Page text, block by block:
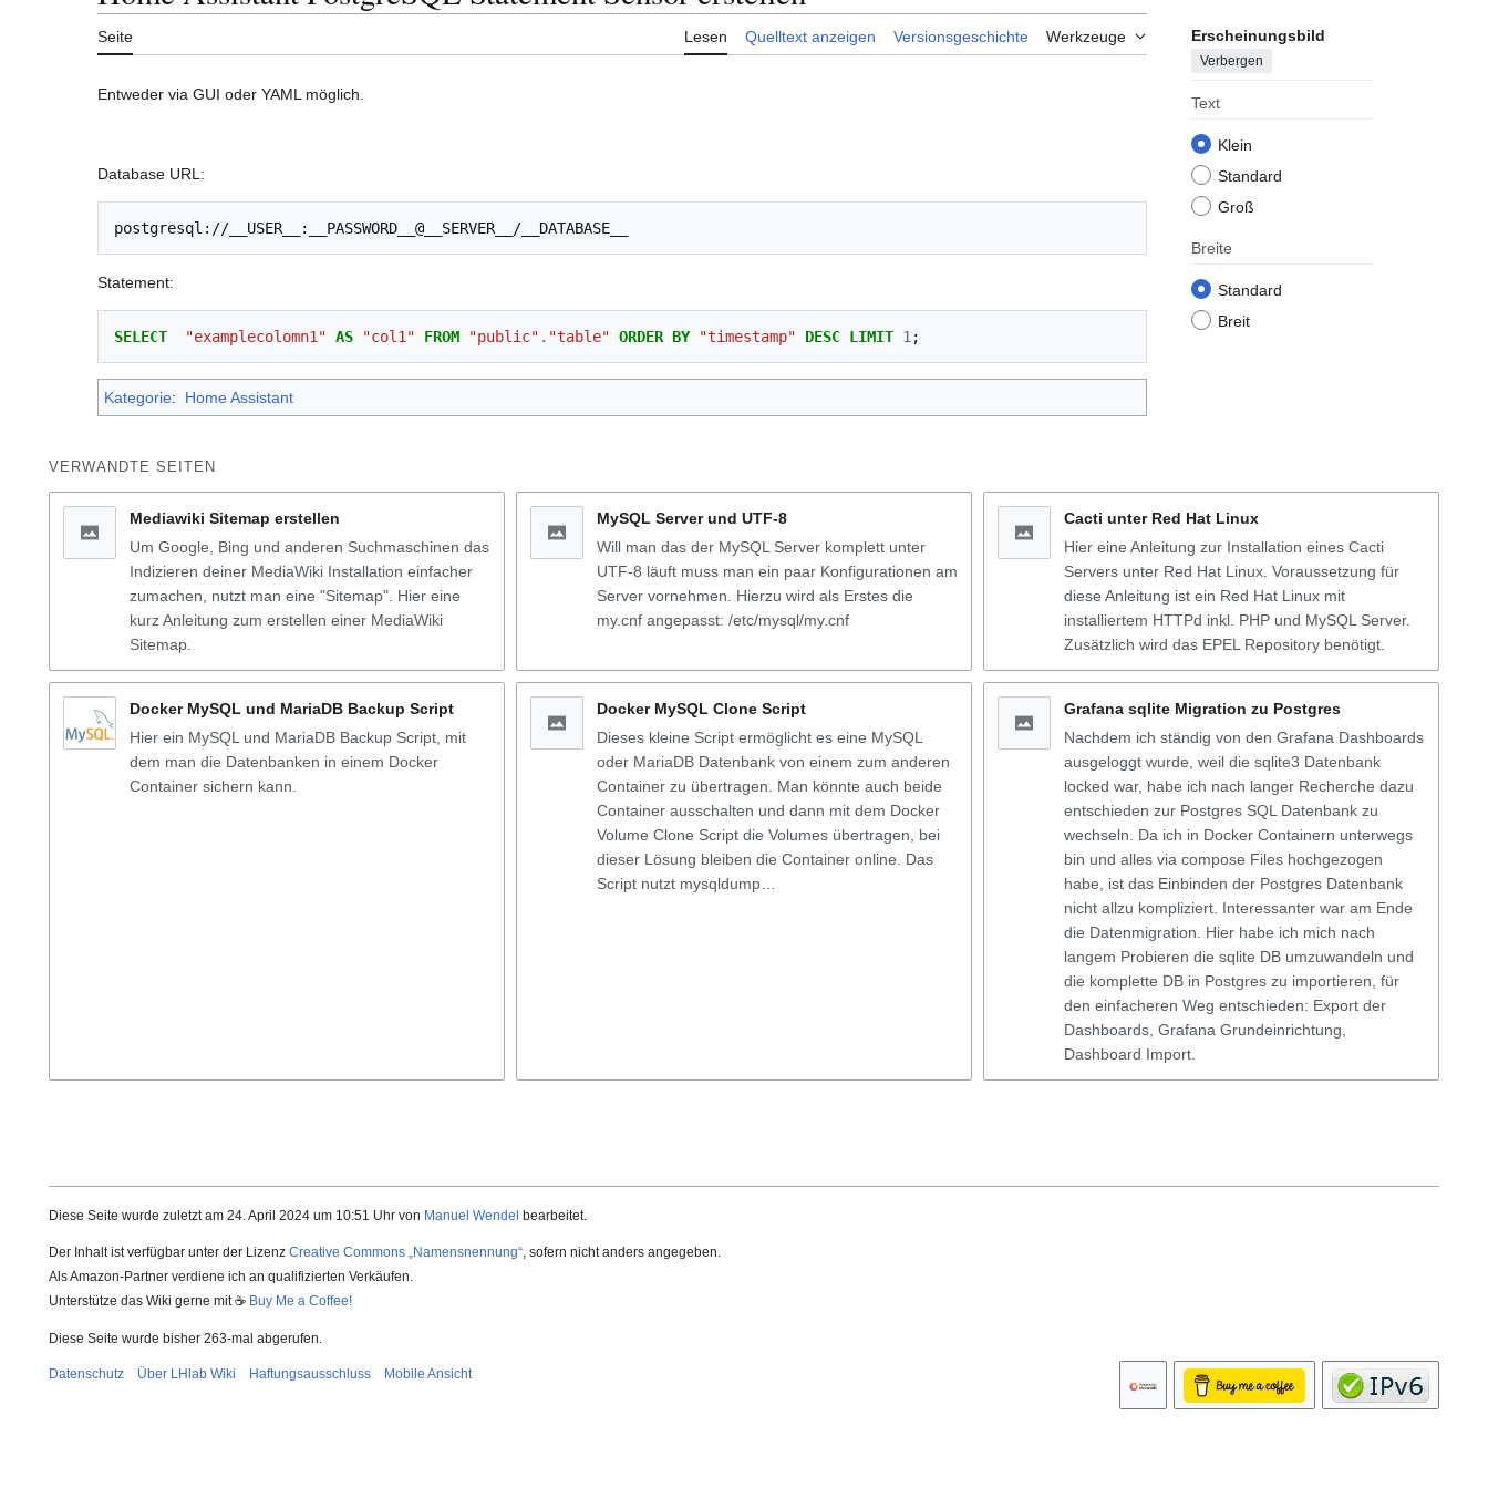
Seite Lesen Quelltext anzeigen Versionsgeschichte Werkzeuge Erscheinungsbild
Verbergen
Text
Klein
Standard
Groß
Breite
Standard
Breit
Entweder via GUI oder YAML möglich.
Database URL:
postgresql://__USER__:__PASSWORD__@__SERVER__/__DATABASE__
Statement:
SELECT "examplecolomn1" AS "col1" FROM "public" . "table" ORDER BY "timestamp" DESC LIMIT 1 ;
Kategorie: Home Assistant
VERWANDTE SEITEN
Mediawiki Sitemap erstellen
Um Google, Bing und anderen Suchmaschinen das
Indizieren deiner MediaWiki Installation einfacher
zumachen, nutzt man eine "Sitemap". Hier eine
kurz Anleitung zum erstellen einer MediaWiki
Sitemap.
MySQL Server und UTF-8
Will man das der MySQL Server komplett unter
UTF-8 läuft muss man ein paar Konfigurationen am
Server vornehmen. Hierzu wird als Erstes die
my.cnf angepasst: /etc/mysql/my.cnf
Cacti unter Red Hat Linux
Hier eine Anleitung zur Installation eines Cacti
Servers unter Red Hat Linux. Voraussetzung für
diese Anleitung ist ein Red Hat Linux mit
installiertem HTTPd inkl. PHP und MySQL Server.
Zusätzlich wird das EPEL Repository benötigt.
Docker MySQL und MariaDB Backup Script
Hier ein MySQL und MariaDB Backup Script, mit
dem man die Datenbanken in einem Docker
Container sichern kann.
Docker MySQL Clone Script
Dieses kleine Script ermöglicht es eine MySQL
oder MariaDB Datenbank von einem zum anderen
Container zu übertragen. Man könnte auch beide
Container ausschalten und dann mit dem Docker
Volume Clone Script die Volumes übertragen, bei
dieser Lösung bleiben die Container online. Das
Script nutzt mysqldump…
Grafana sqlite Migration zu Postgres
Nachdem ich ständig von den Grafana Dashboards
ausgeloggt wurde, weil die sqlite3 Datenbank
locked war, habe ich nach langer Recherche dazu
entschieden zur Postgres SQL Datenbank zu
wechseln. Da ich in Docker Containern unterwegs
bin und alles via compose Files hochgezogen
habe, ist das Einbinden der Postgres Datenbank
nicht allzu kompliziert. Interessanter war am Ende
die Datenmigration. Hier habe ich mich nach
langem Probieren die sqlite DB umzuwandeln und
die komplette DB in Postgres zu importieren, für
den einfacheren Weg entschieden: Export der
Dashboards, Grafana Grundeinrichtung,
Dashboard Import.
Diese Seite wurde zuletzt am 24. April 2024 um 10:51 Uhr von Manuel Wendel bearbeitet.
Der Inhalt ist verfügbar unter der Lizenz Creative Commons „Namensnennung“, sofern nicht anders angegeben.
Als Amazon-Partner verdiene ich an qualifizierten Verkäufen.
Unterstütze das Wiki gerne mit ☕ Buy Me a Coffee!
Diese Seite wurde bisher 263-mal abgerufen.
Datenschutz Über LHlab Wiki Haftungsausschluss Mobile Ansicht